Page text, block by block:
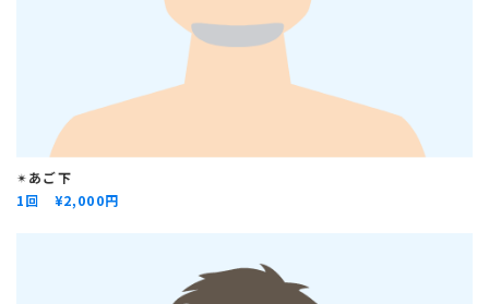
✴︎あご下
1回 ¥2,000円